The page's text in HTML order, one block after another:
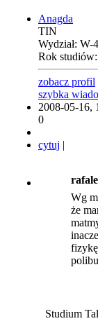
Anagda
TIN
Wydział: W-
Rok
zobacz profil
szybka
2008-05-16,
0
cytuj |
Wg
że
Studium